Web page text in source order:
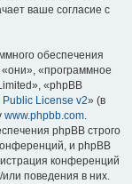
ваше согласие с
обеспечения
«программное
«phpBB
License v2» (в
www.phpbb.com.
phpBB строго
и phpBB
конференций
поведения в них.